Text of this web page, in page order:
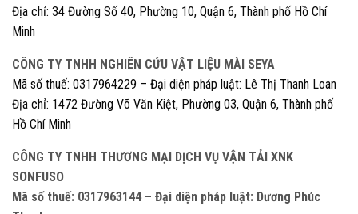
Địa chỉ: 34 Đường Số 40, Phường 10, Quận 6, Thành phố Hồ Chí
Minh
CÔNG TY TNHH NGHIÊN CỨU VẬT LIỆU MÀI SEYA
Mã số thuế: 0317964229 – Đại diện pháp luật: Lê Thị Thanh Loan
Địa chỉ: 1472 Đường Võ Văn Kiệt, Phường 03, Quận 6, Thành phố
Hồ Chí Minh
CÔNG TY TNHH THƯƠNG MẠI DỊCH VỤ VẬN TẢI XNK
SONFUSO
Mã số thuế: 0317963144 – Đại diện pháp luật: Dương Phúc